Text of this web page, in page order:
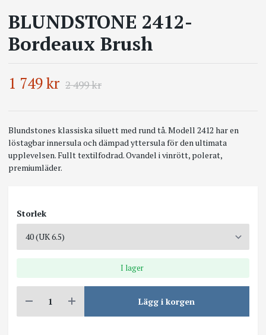
BLUNDSTONE 2412-
Bordeaux Brush
1 749 kr 2 499 kr
Blundstones klassiska siluett med rund tå. Modell 2412 har en
löstagbar innersula och dämpad yttersula för den ultimata
upplevelsen. Fullt textilfodrad. Ovandel i vinrött, polerat,
premiumläder.
Storlek
I lager
Lägg i korgen